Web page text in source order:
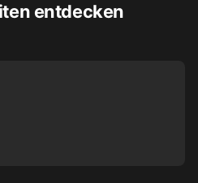
entdecken